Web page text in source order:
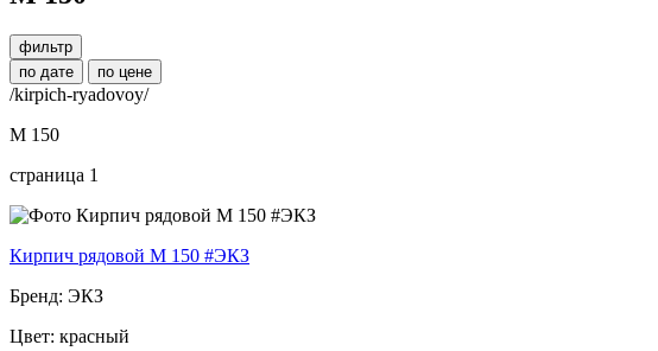
фильтр
по дате
по цене
/kirpich-ryadovoy/
М 150
страница 1
Кирпич рядовой М 150 #ЭКЗ
Бренд: ЭКЗ
Цвет: красный